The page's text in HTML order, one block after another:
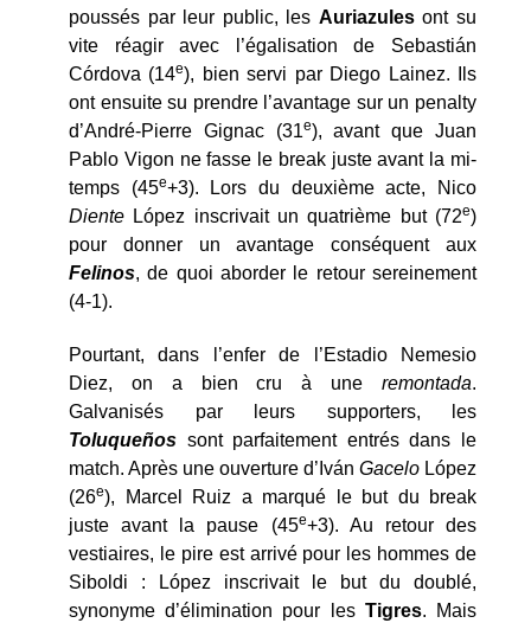
poussés par leur public, les Auriazulesont su
vite réagir avec l’égalisation de Sebastián
Córdova (14e), bien servi par Diego Lainez. Ils
ont ensuite su prendre l’avantage sur un penalty
d’André-Pierre Gignac (31e), avant que Juan
Pablo Vigon ne fasse le break juste avant la mi-
temps (45e+3). Lors du deuxième acte, Nico
Diente López inscrivait un quatrième but (72e)
pour donner un avantage conséquent aux
Felinos, de quoi aborder le retour sereinement
(4-1).
Pourtant, dans l’enfer de l’Estadio Nemesio
Diez, on a bien cru à une remontada.
Galvanisés par leurs supporters, les
Toluqueños sont parfaitement entrés dans le
match. Après une ouverture d’Iván Gacelo López
(26e), Marcel Ruiz a marqué le but du break
juste avant la pause (45e+3). Au retour des
vestiaires, le pire est arrivé pour les hommes de
Siboldi : López inscrivait le but du doublé,
synonyme d’élimination pour les Tigres. Mais